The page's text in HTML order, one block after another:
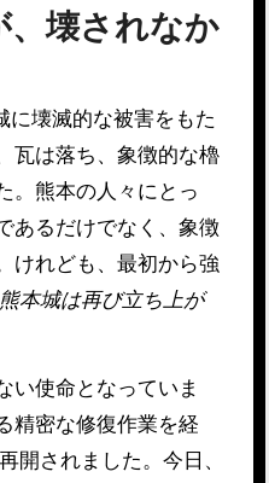
壊されなか
に壊滅的な被害をもた
瓦は落ち、象徴的な櫓
。熊本の人々にとっ
あるだけでなく、象徴
けれども、最初から強
熊本城は再び立ち上が
い使命となっていま
精密な修復作業を経
開されました。今日、